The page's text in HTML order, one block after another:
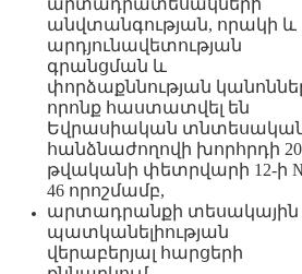
անվտանգության, որակի և
արդյունավետության
գրանցման և
փորձաքննության
որոնք հաստատվել են
Եվրասիական
հանձնաժողովի խորհրդի
թվականի փետրվարի 12-ի
46 որոշմամբ,
արտադրանքի տեսակային
պատկանելիության
վերաբերյալ հարցերի